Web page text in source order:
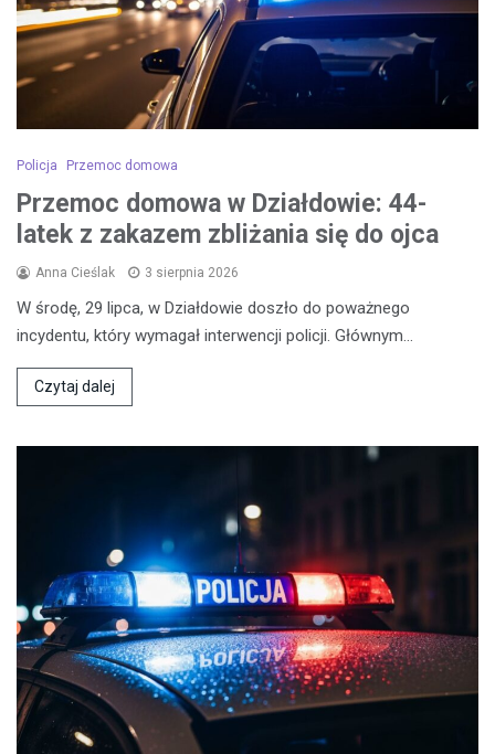
Policja Przemoc domowa
Przemoc domowa w Działdowie: 44-
latek z zakazem zbliżania się do ojca
Anna Cieślak 3 sierpnia 2026
W środę, 29 lipca, w Działdowie doszło do poważnego
incydentu, który wymagał interwencji policji. Głównym…
Czytaj dalej